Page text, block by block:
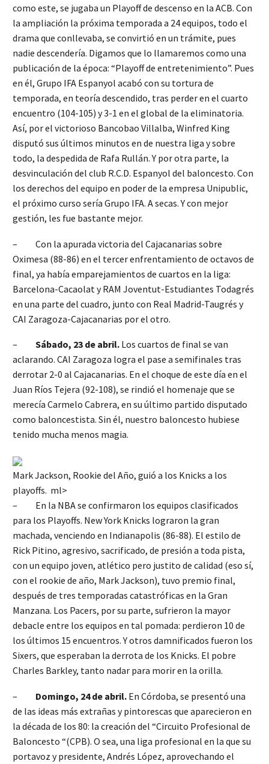
como este, se jugaba un Playoff de descenso en la ACB. Con
la ampliación la próxima temporada a 24 equipos, todo el
drama que conllevaba, se convirtió en un trámite, pues
nadie descendería. Digamos que lo llamaremos como una
publicación de la época: “Playoff de entretenimiento”. Pues
en él, Grupo IFA Espanyol acabó con su tortura de
temporada, en teoría descendido, tras perder en el cuarto
encuentro (104-105) y 3-1 en el global de la eliminatoria.
Así, por el victorioso Bancobao Villalba, Winfred King
disputó sus últimos minutos en de nuestra liga y sobre
todo, la despedida de Rafa Rullán. Y por otra parte, la
desvinculación del club R.C.D. Espanyol del baloncesto. Con
los derechos del equipo en poder de la empresa Unipublic,
el próximo curso sería Grupo IFA. A secas. Y con mejor
gestión, les fue bastante mejor.
– Con la apurada victoria del Cajacanarias sobre
Oximesa (88-86) en el tercer enfrentamiento de octavos de
final, ya había emparejamientos de cuartos en la liga:
Barcelona-Cacaolat y RAM Joventut-Estudiantes Todagrés
en una parte del cuadro, junto con Real Madrid-Taugrés y
CAI Zaragoza-Cajacanarias por el otro.
– Sábado, 23 de abril. Los cuartos de final se van
aclarando. CAI Zaragoza logra el pase a semifinales tras
derrotar 2-0 al Cajacanarias. En el choque de este día en el
Juan Ríos Tejera (92-108), se rindió el homenaje que se
merecía Carmelo Cabrera, en su último partido disputado
como baloncestista. Sin él, nuestro baloncesto hubiese
tenido mucha menos magia.
Mark Jackson, Rookie del Año, guió a los Knicks a los
playoffs. ml>
– En la NBA se confirmaron los equipos clasificados
para los Playoffs. New York Knicks lograron la gran
machada, venciendo en Indianapolis (86-88). El estilo de
Rick Pitino, agresivo, sacrificado, de presión a toda pista,
con un equipo joven, atlético pero justito de calidad (eso sí,
con el rookie de año, Mark Jackson), tuvo premio final,
después de tres temporadas catastróficas en la Gran
Manzana. Los Pacers, por su parte, sufrieron la mayor
debacle entre los equipos en tal pomada: perdieron 10 de
los últimos 15 encuentros. Y otros damnificados fueron los
Sixers, que esperaban la derrota de los Knicks. El pobre
Charles Barkley, tanto nadar para morir en la orilla.
– Domingo, 24 de abril. En Córdoba, se presentó una
de las ideas más extrañas y pintorescas que aparecieron en
la década de los 80: la creación del “Circuito Profesional de
Baloncesto “(CPB). O sea, una liga profesional en la que su
portavoz y presidente, Andrés López, aprovechando el